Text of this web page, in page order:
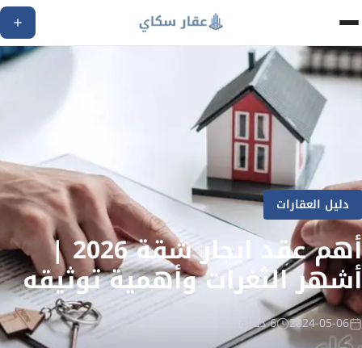
دليل العقارات
أهم عقد ايجار شقة 2026 |
أشهر الثغرات وأهمية توثيقه
2024-05-06 6 دقائق